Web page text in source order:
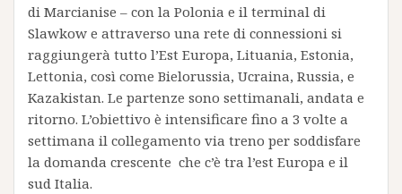
di Marcianise – con la Polonia e il terminal di
Slawkow e attraverso una rete di connessioni si
raggiungerà tutto l’Est Europa, Lituania, Estonia,
Lettonia, così come Bielorussia, Ucraina, Russia, e
Kazakistan. Le partenze sono settimanali, andata e
ritorno. L’obiettivo è intensificare fino a 3 volte a
settimana il collegamento via treno per soddisfare
la domanda crescente che c’è tra l’est Europa e il
sud Italia.